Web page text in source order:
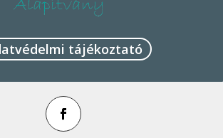
tájékoztató